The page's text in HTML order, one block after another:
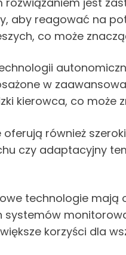
aby reagować na
co może
w
kierowca, co
oferują również
czy adaptacyjny
technologie
systemów
korzyści dla